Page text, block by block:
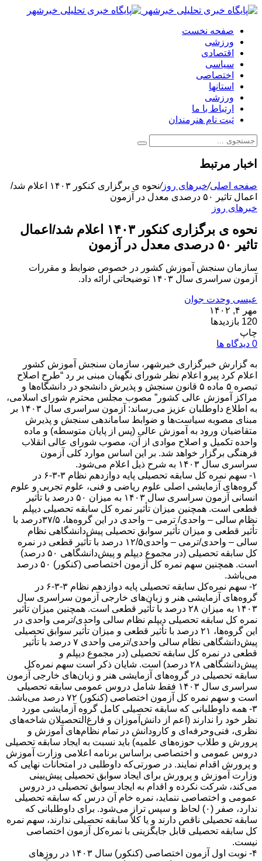
صفحه نخست
ورزشی
اقتصادی
سیاسی
اختصاصی
استانها
ورزشی
ارتباط با ما
ثبت نام هنرمندان
اخبار مرتبط
صفحه اصلی/خبرهای روز/
نحوه ی برگزاری کنکور ۱۴۰۳ اعلام شد/
اعمال تاثیر ۵۰ درصدی معدل در آزمون
خبرهای روز
نحوه ی برگزاری کنکور ۱۴۰۳ اعلام شد/اعمال
تاثیر ۵۰ درصدی معدل در آزمون
سازمان سنجش آموزش کشور در خصوص ضوابط و مقررات
آزمون سراسری سال ۱۴۰۳ توضیحاتی ارائه داد.
عیسی وحدت جوان
مهر ۴, ۱۴۰۲
120 بازدیدها
چاپ
0 دیدگاه ها
به گزارش خبرگزاری خبرشهر، سازمان سنجش آموزش کشور
اعلام کرد پیرو اعلام نظر شورای نگهبان مبنی بر رد “طرح اصلاح
تبصره ۵ ماده ۵ قانون سنجش و پذیرش دانشجو در دانشگاه‌ها و
مراکز آموزش عالی کشور” مصوب مجلس محترم شورای اسلامی،
به اطلاع داوطلبان عزیز می‌رساند: آزمون سراسری سال ۱۴۰۳ بر
مبنای مصوبه سیاست‌ها و ضوابط ساماندهی سنجش و پذیرش
متقاضیان ورود به آموزش عالی (پس از پایان متوسطه) و ماده
واحده تکمیل و اصلاح موادی از آن، مصوب شورای عالی انقلاب
فرهنگی برگزار خواهد شد. بر این اساس موارد کلی آزمون
سراسری سال ۱۴۰۳ به شرح ذیل اعلام می‌شود.
۱- سهم نمره کل سابقه تحصیلی پایه دوازدهم نظام ۳-۳-۶ در
گروه‌های آزمایشی اصلی علوم ریاضی و فنی، علوم تجربی و علوم
انسانی آزمون سراسری سال ۱۴۰۳ به میزان ۵۰ درصد با تأثیر
قطعی است. همچنین میزان تأثیر نمره کل سابقه تحصیلی دیپلم
نظام سالی – واحدی/ ترمی – واحدی در این گروه‌ها، ۳۷/۵درصد با
تأثیر قطعی و میزان تأثیر سوابق تحصیلی پیش‌دانشگاهی نظام
سالی – واحدی/ترمی – واحدی۱۲/۵ درصد با تأثیر قطعی در نمره
کل سابقه تحصیلی (در مجموع دیپلم و پیش‌دانشگاهی ۵۰ درصد)
است. همچنین سهم نمره کل آزمون اختصاصی (کنکور) ۵۰ درصد
می‌باشد.
۲- سهم نمره‌کل سابقه تحصیلی پایه دوازدهم نظام ۳-۳-۶ در
گروه‌های آزمایشی هنر و زبان‌های خارجی آزمون سراسری سال
۱۴۰۳ به میزان ۲۸ درصد با تأثیر قطعی است. همچنین میزان تأثیر
نمره کل سابقه تحصیلی دیپلم نظام سالی واحدی/ترمی واحدی در
این گروه‌ها، ۲۱ درصد با تأثیر قطعی و میزان تأثیر سوابق تحصیلی
پیش‌دانشگاهی نظام سالی واحدی/ترمی واحدی ۷ درصد با تأثیر
قطعی در نمره کل سابقه تحصیلی (در مجموع دیپلم و
پیش‌دانشگاهی ۲۸ درصد) است. شایان ذکر است سهم نمره‌کل
سابقه تحصیلی در گروه‌های آزمایشی هنر و زبان‌های خارجی آزمون
سراسری سال ۱۴۰۳ فقط شامل دروس عمومی سابقه تحصیلی
است و سهم نمره کل آزمون اختصاصی (کنکور) ۷۲ درصد می‌باشد.
۳- همه داوطلبانی که سابقه تحصیلی کامل گروه آزمایشی مورد
نظر خود را ندارند (اعم از دانش‌آموزان و فارغ‌التحصیلان شاخه‌های
نظری، فنی‌وحرفه‌ای و کارودانش در تمام نظام‌های آموزش و
پرورش و طلاب حوزه‌های علمیه) باید نسبت به ایجاد سابقه تحصیلی
دروس عمومی و اختصاصی براساس برنامه اعلامی وزارت آموزش
و پرورش اقدام نمایند. در صورتی‌که داوطلبی در امتحانات نهایی که
وزارت آموزش و پرورش برای ایجاد سوابق تحصیلی پیش‌بینی
می‌کند، شرکت نکرده و اقدام به ایجاد سوابق تحصیلی در دروس
عمومی و اختصاصی ننماید، نمره خام آن درس که سابقه تحصیلی
ندارد، صفر (۰) لحاظ و سپس تراز می‌شود. برای داوطلبانی که
سابقه تحصیلی ناقص دارند و یا کلاً سابقه تحصیلی ندارند، سهم نمره
کل سابقه تحصیلی قابل جایگزینی با نمره‌کل آزمون اختصاصی
نیست.
۴- نوبت اول آزمون اختصاصی (کنکور) سال ۱۴۰۳ در روزهای